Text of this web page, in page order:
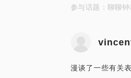
参与话题：聊聊钟
漫谈了一些有关